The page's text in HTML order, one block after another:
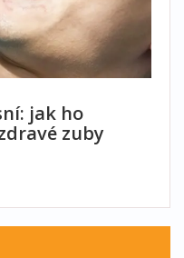
jak ho
zuby